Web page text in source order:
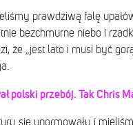
prawdziwą falę
bezchmurne niebo i
że „jest lato i musi być
polski przebój. Tak Chris
się unormowały i